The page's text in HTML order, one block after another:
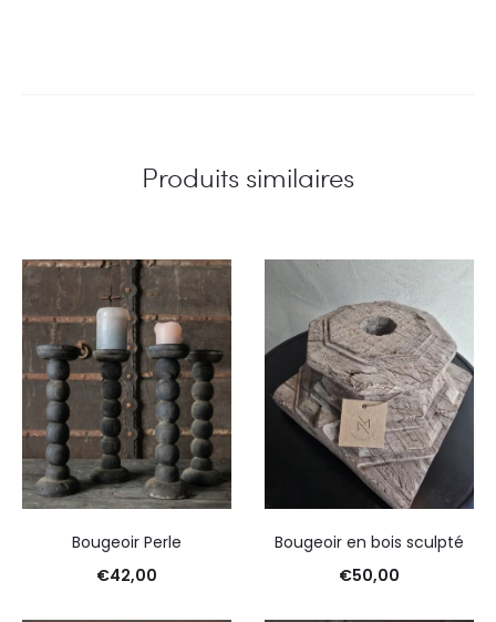
Produits similaires
Bougeoir Perle
€42,00
Bougeoir en bois sculpté
€50,00